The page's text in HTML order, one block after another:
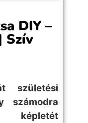
DIY –
Szív
születési
számodra
képletét